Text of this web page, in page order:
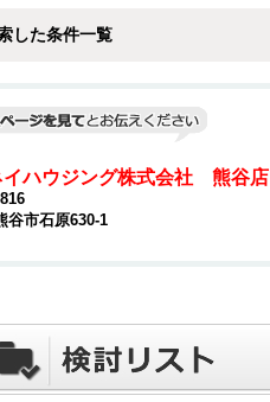
した条件一覧
イハウジング株式会社 熊谷店
谷市石原630-1